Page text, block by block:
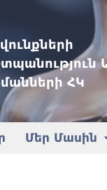
ՀԿ
Մեր Մասին